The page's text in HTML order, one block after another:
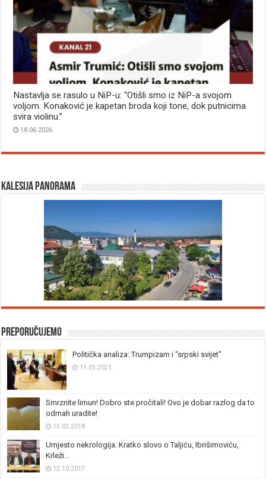
Nastavlja se rasulo u NiP-u: “Otišli smo iz NiP-a svojom
voljom. Konaković je kapetan broda koji tone, dok putnicima
svira violinu.”
18.06.2026.
Kalesija panorama
Preporučujemo
Politička analiza: Trumpizam i “srpski svijet”
11.01.2021.
Smrznite limun! Dobro ste pročitali! Ovo je dobar razlog da to
odmah uradite!
15.02.2018.
Umjesto nekrologija: Kratko slovo o Taljiću, Ibrišimoviću,
Krleži…
12.10.2017.